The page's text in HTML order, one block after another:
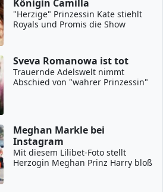
Königin Camilla
"Herzige" Prinzessin Kate stiehlt
Royals und Promis die Show
Sveva Romanowa ist tot
Trauernde Adelswelt nimmt
Abschied von "wahrer Prinzessin"
Meghan Markle bei
Instagram
Mit diesem Lilibet-Foto stellt
Herzogin Meghan Prinz Harry bloß